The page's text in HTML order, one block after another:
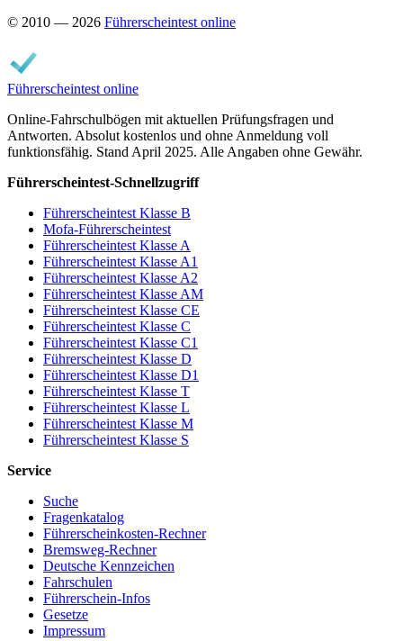
© 2010 — 2026 Führerscheintest online
Führerscheintest online
Online-Fahrschulbögen mit aktuellen Prüfungsfragen und
Antworten. Absolut kostenlos und ohne Anmeldung voll
funktionsfähig. Stand April 2025. Alle Angaben ohne Gewähr.
Führerscheintest-Schnellzugriff
Führerscheintest Klasse B
Mofa-Führerscheintest
Führerscheintest Klasse A
Führerscheintest Klasse A1
Führerscheintest Klasse A2
Führerscheintest Klasse AM
Führerscheintest Klasse CE
Führerscheintest Klasse C
Führerscheintest Klasse C1
Führerscheintest Klasse D
Führerscheintest Klasse D1
Führerscheintest Klasse T
Führerscheintest Klasse L
Führerscheintest Klasse M
Führerscheintest Klasse S
Service
Suche
Fragenkatalog
Führerscheinkosten-Rechner
Bremsweg-Rechner
Deutsche Kennzeichen
Fahrschulen
Führerschein-Infos
Gesetze
Impressum